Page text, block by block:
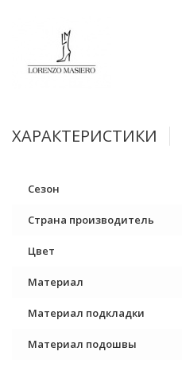
ХАРАКТЕРИСТИКИ
Сезон
Страна производитель
Цвет
Материал
Материал подкладки
Материал подошвы